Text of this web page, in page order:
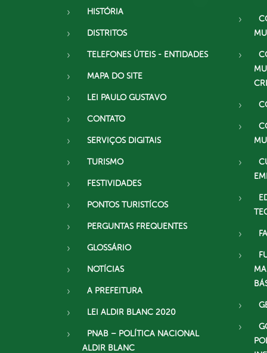
HISTÓRIA
DISTRITOS
TELEFONES ÚTEIS - ENTIDADES
MAPA DO SITE
LEI PAULO GUSTAVO
CONTATO
SERVIÇOS DIGITAIS
TURISMO
FESTIVIDADES
PONTOS TURISTÍCOS
PERGUNTAS FREQUENTES
GLOSSÁRIO
NOTÍCIAS
A PREFEITURA
LEI ALDIR BLANC 2020
PNAB – POLÍTICA NACIONAL
ALDIR BLANC